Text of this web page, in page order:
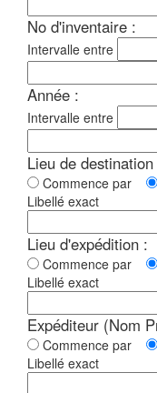
No d'inventaire :
Intervalle entre
Année :
Intervalle entre
Lieu de destination
Commence par
Libellé exact
Lieu d'expédition :
Commence par
Libellé exact
Expéditeur (Nom
Commence par
Libellé exact